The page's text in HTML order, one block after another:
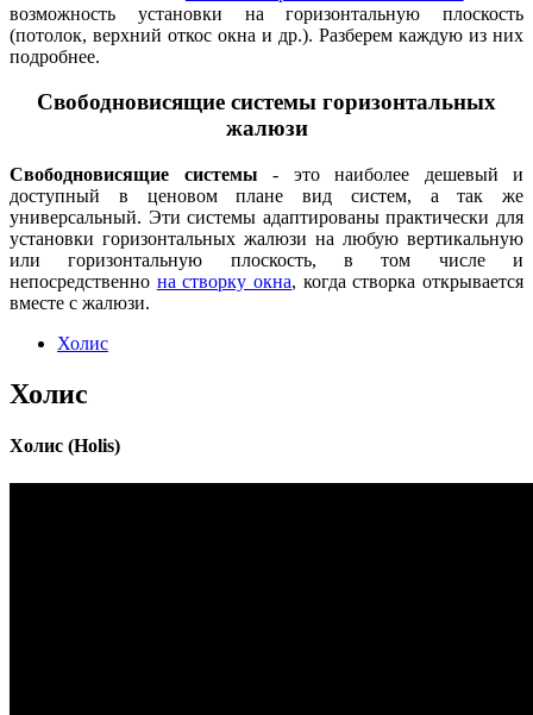
возможность установки на горизонтальную плоскость
(потолок, верхний откос окна и др.). Разберем каждую из них
подробнее.
Свободновисящие системы горизонтальных
жалюзи
Свободновисящие системы - это наиболее дешевый и
доступный в ценовом плане вид систем, а так же
универсальный. Эти системы адаптированы практически для
установки горизонтальных жалюзи на любую вертикальную
или горизонтальную плоскость, в том числе и
непосредственно на створку окна, когда створка открывается
вместе с жалюзи.
Холис
Холис
Холис (Holis)